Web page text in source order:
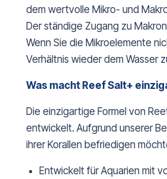
dem wertvolle Mikro- und
Der ständige Zugang zu
Wenn Sie die Mikroelemente
Verhältnis wieder dem Wasser
Was macht Reef Salt+
Die einzigartige Formel von
entwickelt. Aufgrund unserer
ihrer Korallen befriedigen
Entwickelt für Aquarien mit